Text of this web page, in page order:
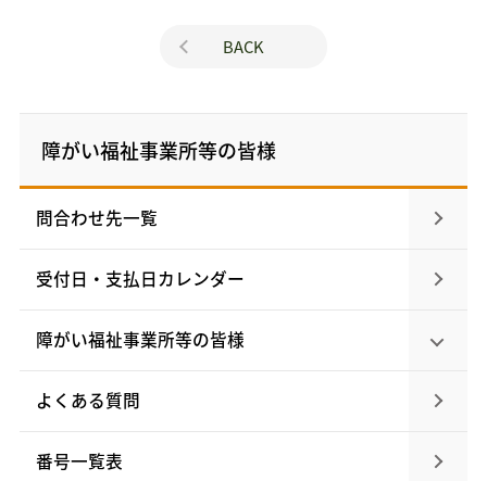
BACK
障がい福祉事業所等の皆様
問合わせ先一覧
受付日・支払日カレンダー
障がい福祉事業所等の皆様
よくある質問
番号一覧表